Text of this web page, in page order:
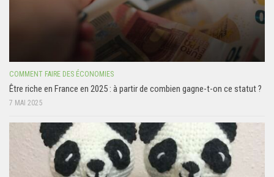
COMMENT FAIRE DES ÉCONOMIES
Être riche en France en 2025 : à partir de combien gagne-t-on ce statut ?
7 MAI 2025